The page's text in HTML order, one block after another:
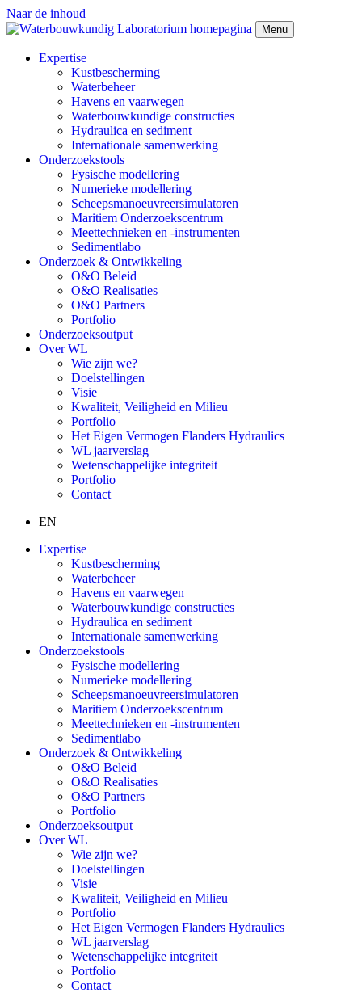
Naar de inhoud
Menu
Expertise
Kustbescherming
Waterbeheer
Havens en vaarwegen
Waterbouwkundige constructies
Hydraulica en sediment
Internationale samenwerking
Onderzoekstools
Fysische modellering
Numerieke modellering
Scheepsmanoeuvreersimulatoren
Maritiem Onderzoekscentrum
Meettechnieken en -instrumenten
Sedimentlabo
Onderzoek & Ontwikkeling
O&O Beleid
O&O Realisaties
O&O Partners
Portfolio
Onderzoeksoutput
Over WL
Wie zijn we?
Doelstellingen
Visie
Kwaliteit, Veiligheid en Milieu
Portfolio
Het Eigen Vermogen Flanders Hydraulics
WL jaarverslag
Wetenschappelijke integriteit
Portfolio
Contact
EN
Expertise
Kustbescherming
Waterbeheer
Havens en vaarwegen
Waterbouwkundige constructies
Hydraulica en sediment
Internationale samenwerking
Onderzoekstools
Fysische modellering
Numerieke modellering
Scheepsmanoeuvreersimulatoren
Maritiem Onderzoekscentrum
Meettechnieken en -instrumenten
Sedimentlabo
Onderzoek & Ontwikkeling
O&O Beleid
O&O Realisaties
O&O Partners
Portfolio
Onderzoeksoutput
Over WL
Wie zijn we?
Doelstellingen
Visie
Kwaliteit, Veiligheid en Milieu
Portfolio
Het Eigen Vermogen Flanders Hydraulics
WL jaarverslag
Wetenschappelijke integriteit
Portfolio
Contact